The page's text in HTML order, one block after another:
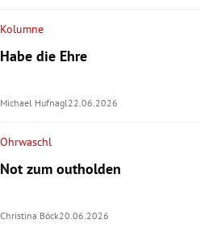
Kolumne
Habe die Ehre
Michael Hufnagl 22.06.2026
Ohrwaschl
Not zum outholden
Christina Böck20.06.2026